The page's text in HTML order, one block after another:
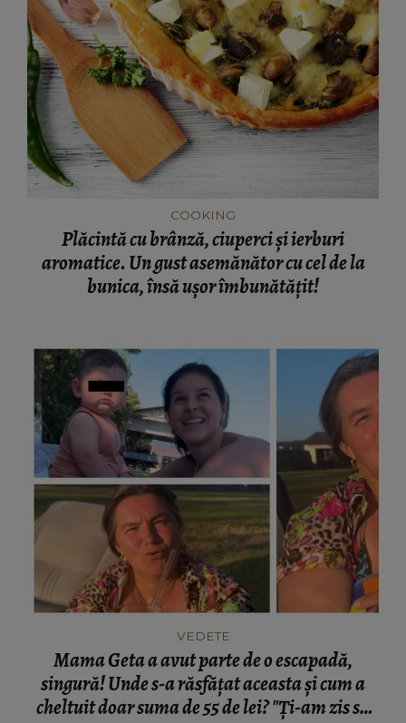
COOKING
Plăcintă cu brânză, ciuperci și ierburi
aromatice. Un gust asemănător cu cel de la
bunica, însă ușor îmbunătățit!
VEDETE
Mama Geta a avut parte de o escapadă,
singură! Unde s-a răsfățat aceasta și cum a
cheltuit doar suma de 55 de lei? "Ți-am zis să